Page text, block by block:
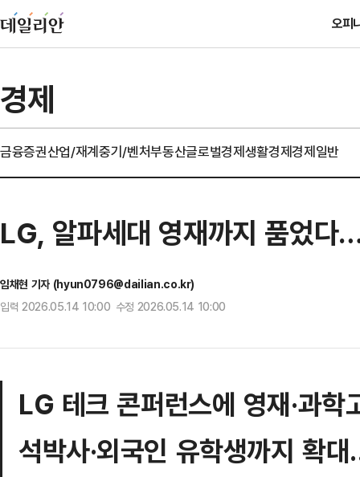
오피
경제
금융증권산업/재계중기/벤처부동산글로벌경제생활경제경제일반
LG, 알파세대 영재까지 품었
임채현 기자 (hyun0796@dailian.co.kr)
입력 2026.05.14 10:00 수정 2026.05.14 10:00
LG 테크 콘퍼런스에 영재·과
석박사·외국인 유학생까지